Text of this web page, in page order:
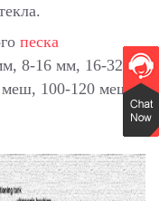
песка
8-16 мм, 16-32
100-120 меш,